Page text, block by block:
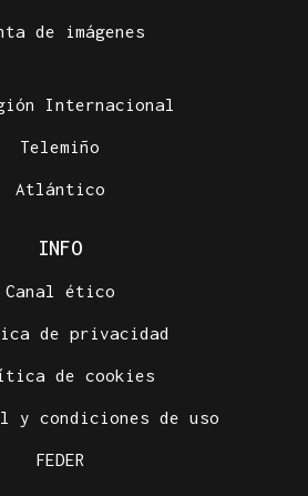
de imágenes
Internacional
Telemiño
Atlántico
INFO
Canal ético
de privacidad
de cookies
y condiciones de uso
FEDER